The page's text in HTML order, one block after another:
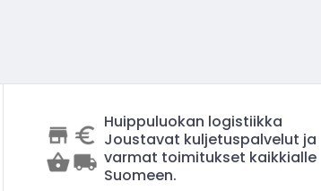
Huippuluokan logistiikka
Joustavat kuljetuspalvelut ja
varmat toimitukset kaikkialle
Suomeen.